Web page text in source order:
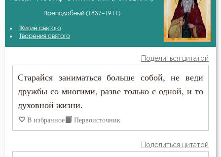
Бесстрастие
Благоговение
Благодарность
Благодать
Антоний Оптинский (Путилов)
Василий Великий
Григорий Богослов
Ефрем Сирин
Преподобный (1837–1911)
Житие святого
Творения святого
Поделиться цитатой
Старайся заниматься больше собой, не веди
дружбы со многими, разве только с одной, и то
духовной жизни.
В избранное Первоисточник
Поделиться цитатой